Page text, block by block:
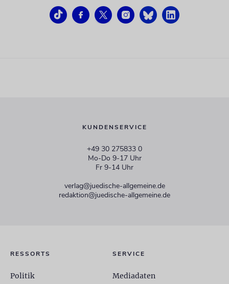
KUNDENSERVICE
+49 30 275833 0
Mo-Do 9-17 Uhr
Fr 9-14 Uhr
verlag@juedische-allgemeine.de
redaktion@juedische-allgemeine.de
RESSORTS
Politik
SERVICE
Mediadaten